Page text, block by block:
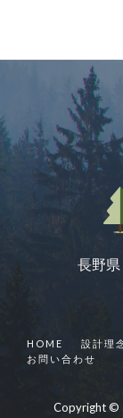
長野
HOME 設計理
お問い合わせ
Copyright ©